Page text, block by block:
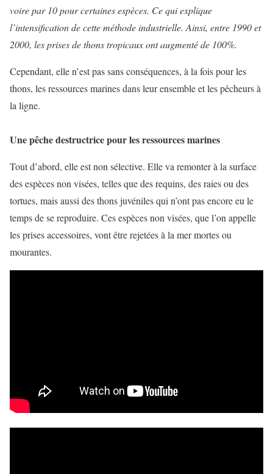
voire par 10 pour certaines espèces. Ce qui explique
l’intensification de cette méthode industrielle. Ainsi, entre 1990 et
2000, les prises de thons tropicaux ont augmenté de 100%.
Cependant, elle n’est pas sans conséquences, à la fois pour les
thons, les ressources marines dans leur ensemble et les pêcheurs à
la ligne.
Une pêche destructrice pour les ressources marines
Tout d’abord, elle est non sélective. Elle va remonter à la surface
des espèces non visées, telles que des requins, des raies ou des
tortues, mais aussi des thons juvéniles qui n’ont pas encore eu le
temps de se reproduire. Ces espèces non visées, que l’on appelle
les prises accessoires, vont être rejetées à la mer mortes ou
mourantes.